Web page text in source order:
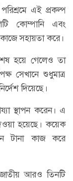
এই প্রকল্প
কোম্পানি এবং
সহায়তা করে।
হয়ে গেলেও তা
সেখানে শুধুমাত্র
দিয়েছে।
স্থাপন করেন। এ
হয়েছে। কয়েক
টানা কাজ করে
আরও তিনটি